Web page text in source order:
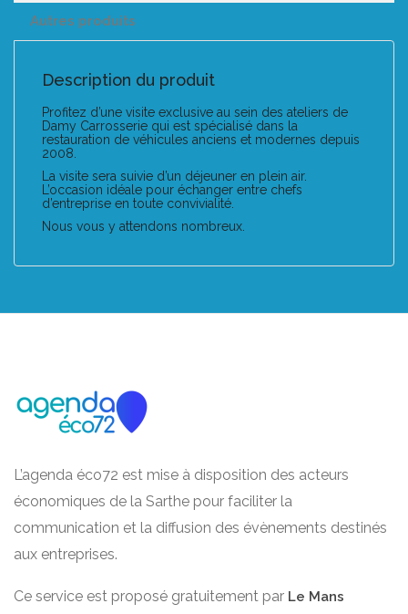
Autres produits
Description du produit
Profitez d’une visite exclusive au sein des ateliers de
Damy Carrosserie qui est spécialisé dans la
restauration de véhicules anciens et modernes depuis
2008.
La visite sera suivie d’un déjeuner en plein air.
L’occasion idéale pour échanger entre chefs
d’entreprise en toute convivialité.
Nous vous y attendons nombreux.
L’agenda éco72 est mise à disposition des acteurs
économiques de la Sarthe pour faciliter la
communication et la diffusion des évènements destinés
aux entreprises.
Ce service est proposé gratuitement par Le Mans